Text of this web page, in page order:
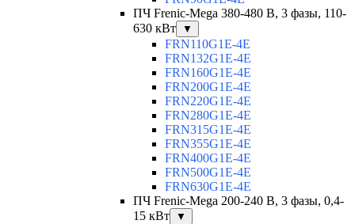
ПЧ Frenic-Mega 380-480 В, 3 фазы, 110-
630 кВт
▼
FRN110G1E-4E
FRN132G1E-4E
FRN160G1E-4E
FRN200G1E-4E
FRN220G1E-4E
FRN280G1E-4E
FRN315G1E-4E
FRN355G1E-4E
FRN400G1E-4E
FRN500G1E-4E
FRN630G1E-4E
ПЧ Frenic-Mega 200-240 В, 3 фазы, 0,4-
15 кВт
▼